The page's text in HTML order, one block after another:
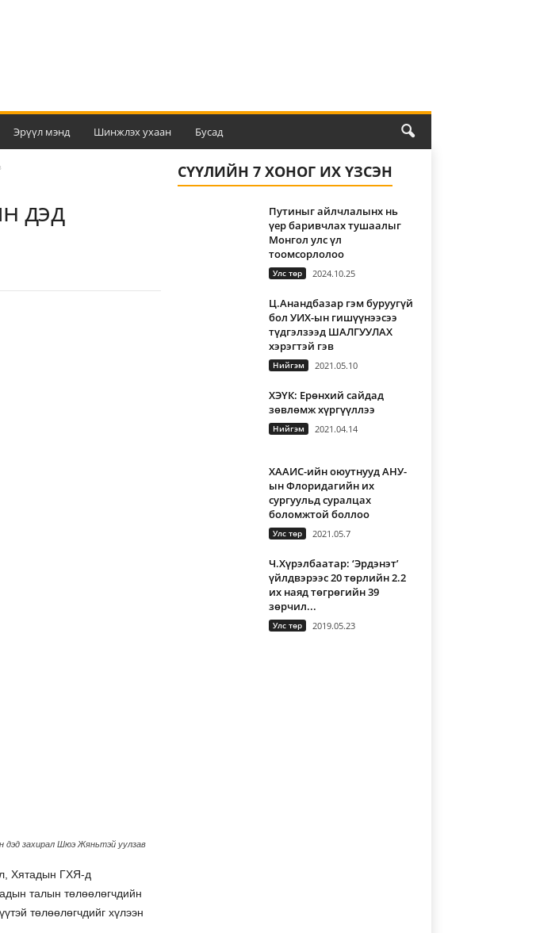
Эрүүл мэнд Шинжлэх ухаан Бусад
дэд
захирал Шюэ Жяньтэй уулзав
Хятадын ГХЯ-д
талын төлөөлөгчдийн
төлөөлөгчдийг хүлээн
СҮҮЛИЙН 7 ХОНОГ ИХ ҮЗСЭН
Путиныг айлчлалынх нь
үер баривчлах тушаалыг
Монгол улс үл
тоомсорлолоо
Улс төр 2024.10.25
Ц.Анандбазар гэм буруугүй
бол УИХ-ын гишүүнээсээ
түдгэлзээд ШАЛГУУЛАХ
хэрэгтэй гэв
Нийгэм 2021.05.10
ХЭҮК: Ерөнхий сайдад
зөвлөмж хүргүүллээ
Нийгэм 2021.04.14
ХААИС-ийн оюутнууд АНУ-
ын Флоридагийн их
сургуульд суралцах
боломжтой боллоо
Улс төр 2021.05.7
Ч.Хүрэлбаатар: ‘Эрдэнэт’
үйлдвэрээс 20 төрлийн 2.2
их наяд төгрөгийн 39
зөрчил...
Улс төр 2019.05.23